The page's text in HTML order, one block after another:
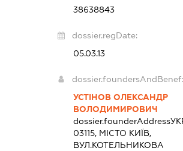
38638843
dossier.regDate:
05.03.13
dossier.foundersAndBenef:
УСТІНОВ ОЛЕКСАНДР
ВОЛОДИМИРОВИЧ
dossier.founderAddress
03115, МІСТО КИЇВ,
ВУЛ.КОТЕЛЬНИКОВА